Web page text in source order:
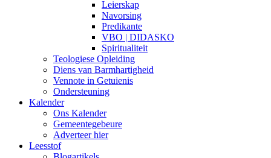
Leierskap
Navorsing
Predikante
VBO | DIDASKO
Spiritualiteit
Teologiese Opleiding
Diens van Barmhartigheid
Vennote in Getuienis
Ondersteuning
Kalender
Ons Kalender
Gemeentegebeure
Adverteer hier
Leesstof